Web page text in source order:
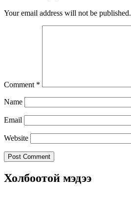
Your email address will not be published.
Comment *
Name
Email
Website
Холбоотой мэдээ